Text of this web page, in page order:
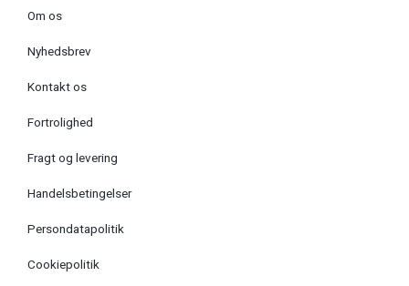
Om os
Nyhedsbrev
Kontakt os
Fortrolighed
Fragt og levering
Handelsbetingelser
Persondatapolitik
Cookiepolitik